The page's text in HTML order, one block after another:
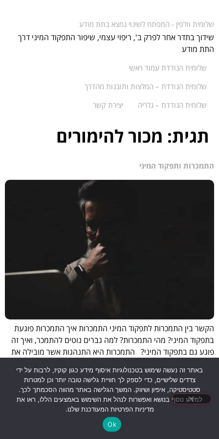
שלומית וולפין - המפתח לשינוי נמצא בתת מודע
שידוך בתדר אחר לפרק ב', ריפוי עצמי, שיפור התפקוד המיני דרך
התת מודע
שלומית הנודדת עמוד ראשי
שלומית הנודדת – המלצות ותובנות מהדרך
שלומית הנודדת – גלריה
יצירת קשר
תגית: מכור להימורים
התמכרות ותפקוד המיני
הקשר בין התמכרות לתפקוד המיני התמכרות איך התמכרות פוגעת
בתפקוד המיני? מהי התמכרות? למה גברים נוטים להתמכר, ואיך זה
פוגע גם בתפקוד המיני? התמכרות היא התנהגות אשר מובילה את
במודע. במאמר זה אני מסבירה על אופן ההתנהגות הזו, מצביעה על
סוגי התמכרות, […]
באתר זה נעשה שימוש בטכנולוגיות איסוף מידע כגון קוקיז, לרבות על ידי
צדדים שלישיים, כדי לספק לך חוויית גלישה טובה יותר וכן למטרות
סטטיסטיקה, איפיון ושיווק. המשך הגלישה באתר מהווה הסכמתך לכך.
למידע נוסף בנושא ואפשרות לנהל את השימוש באמצעים הללו, ראו את
מדיניות הפרטיות המעודכנת שלנו.
Ok